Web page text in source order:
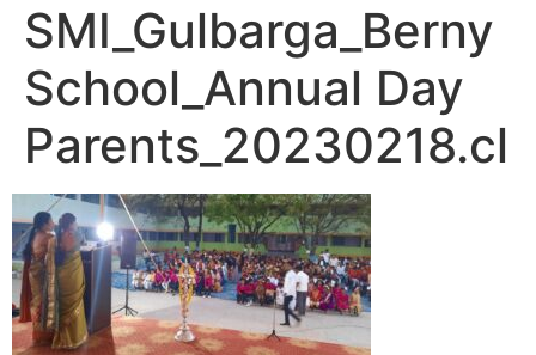
SMI_Gulbarga_Berny
School_Annual Day
Parents_20230218.cl